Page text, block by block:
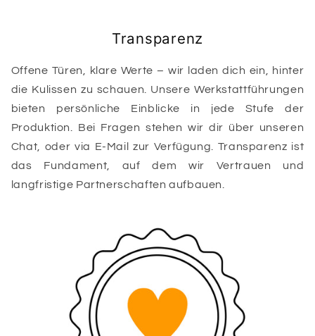
Transparenz
Offene Türen, klare Werte – wir laden dich ein, hinter
die Kulissen zu schauen. Unsere Werkstattführungen
bieten persönliche Einblicke in jede Stufe der
Produktion. Bei Fragen stehen wir dir über unseren
Chat, oder via E-Mail zur Verfügung. Transparenz ist
das Fundament, auf dem wir Vertrauen und
langfristige Partnerschaften aufbauen.